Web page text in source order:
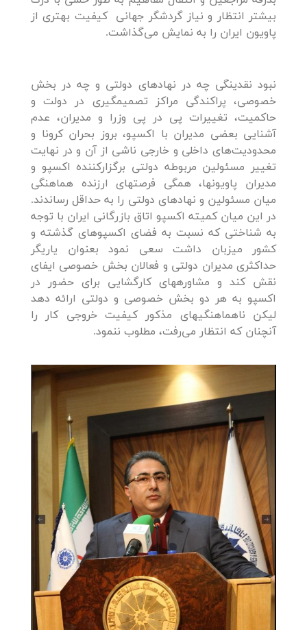
بیشتر انتظار و نیاز گردشگر جهانی کیفیت بهتری از
پاویون ایران را به نمایش می‌گذاشت.
نبود نقدینگی چه در نهادهای دولتی و چه در بخش
خصوصی، پراکندگی مراکز تصمیم­گیری در دولت و
حاکمیت، تغییرات پی در پی وزرا و مدیران، عدم
آشنایی بعضی مدیران با اکسپو، بروز بحران کرونا و
محدودیت‌های داخلی و خارجی ناشی از آن و در نهایت
تغییر مسئولین مربوطه دولتی برگزارکننده اکسپو و
مدیران پاویون­ها، همگی فرصت­های ارزنده هماهنگی
میان مسئولین و نهادهای دولتی را به حداقل رساندند.
در این میان کمیته اکسپو اتاق بازرگانی ایران با توجه
به شناختی که نسبت به فضای اکسپوهای گذشته و
کشور میزبان داشت سعی نمود بعنوان یاریگر
حداکثری مدیران دولتی و فعالان بخش خصوصی ایفای
نقش کند و مشاوره­های کارگشایی برای حضور در
اکسپو به هر دو بخش خصوصی و دولتی ارائه دهد
لیکن ناهماهنگی­های مذکور کیفیت خروجی کار را
آنچنان که انتظار می‌رفت، مطلوب ننمود.